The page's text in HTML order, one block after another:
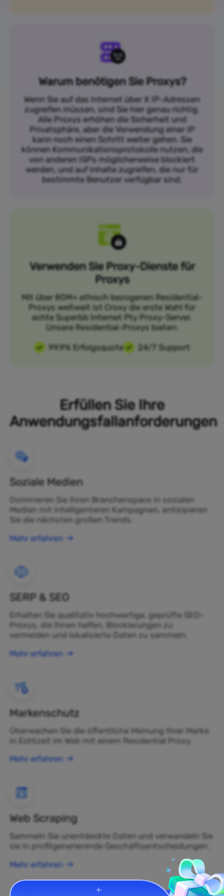
Warum benötigen Sie Proxys?
Wenn Sie auf das Internet über X IP-Adressen
zugreifen müssen, sind Sie hier genau richtig.
Alle Proxys erhöhen die Sicherheit und
Privatsphäre, aber die Verwendung einer IP
kann noch einen Schritt weiter gehen. Sie
können Kommunikationsprotokolle nutzen, die
von anderen ISPs möglicherweise blockiert
werden, und auf Inhalte zugreifen, die nur für
bestimmte Benutzer verfügbar sind.
Verwenden Sie Proxy-Dienste für
Proxys
Mit über 80M+ ethisch bezogenen Residential-
Proxys weltweit ist Croxy die erste Wahl für
echte Superbb Internet Pty Proxy-Server.
Unsere Residential-Proxys bieten:
99,9% Erfolgsquote
24/7 Support
Erfüllen Sie Ihre
Anwendungsfallanforderungen
Soziale Medien
Dominieren Sie Ihren Branchenspace in sozialen
Medien mit intelligenteren Kampagnen, antizipieren
Sie die nächsten großen Trends.
Mehr erfahren
SERP & SEO
Erhalten Sie qualitativ hochwertige, geprüfte SEO-
Proxys, die Ihnen helfen, Blockierungen zu
vermeiden und lokalisierte Daten zu sammeln.
Mehr erfahren
Markenschutz
Überwachen Sie die öffentliche Meinung Ihrer Marke
in Echtzeit im Web mit einem Residential Proxy.
Mehr erfahren
Web Scraping
Sammeln Sie unentdeckte Daten und verwandeln Sie
sie in profitgenerierende Geschäftsentscheidungen.
Mehr erfahren